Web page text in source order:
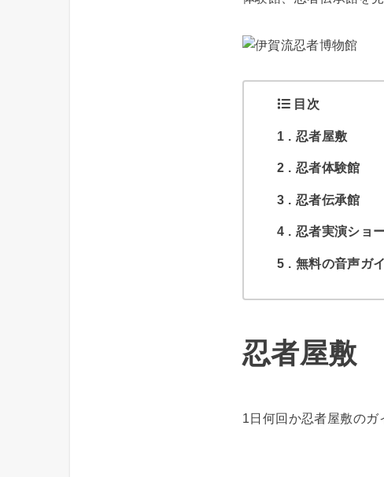
目次
1 忍者屋敷
2 忍者体験館
3 忍者伝承館
4 忍者実演ショ
5 無料の音声ガ
忍者屋敷
1日何回か忍者屋敷のガ